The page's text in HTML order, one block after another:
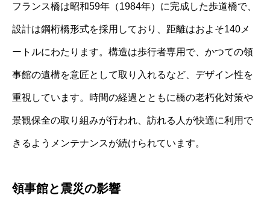
フランス橋は昭和59年（1984年）に完成した歩道橋で、
設計は鋼桁橋形式を採用しており、距離はおよそ140メ
ートルにわたります。構造は歩行者専用で、かつての領
事館の遺構を意匠として取り入れるなど、デザイン性を
重視しています。時間の経過とともに橋の老朽化対策や
景観保全の取り組みが行われ、訪れる人が快適に利用で
きるようメンテナンスが続けられています。
領事館と震災の影響